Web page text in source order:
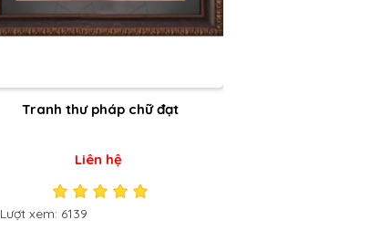
Tranh thư pháp chữ đạt
Liên hệ
Lượt xem: 6139